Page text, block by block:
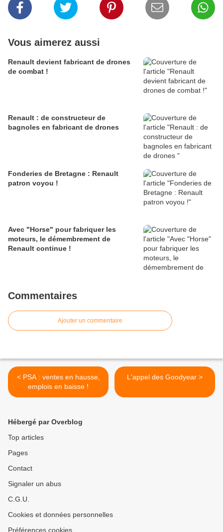
Vous aimerez aussi
Renault devient fabricant de drones
de combat !
Renault : de constructeur de
bagnoles en fabricant de drones
Fonderies de Bretagne : Renault
patron voyou !
Avec "Horse" pour fabriquer les
moteurs, le démembrement de
Renault continue !
Commentaires
Ajouter un commentaire
< PSA : ventes en hausse,
emplois en baisse !
L'appel des Goodyear >
Hébergé par Overblog
Top articles
Pages
Contact
Signaler un abus
C.G.U.
Cookies et données personnelles
Préférences cookies